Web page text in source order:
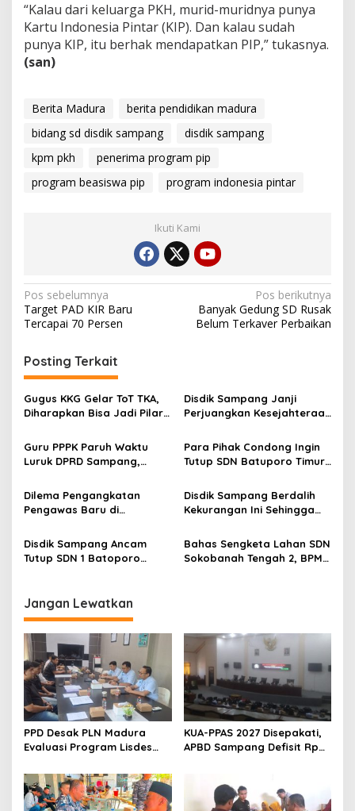
“Kalau dari keluarga PKH, murid-muridnya punya
Kartu Indonesia Pintar (KIP). Dan kalau sudah
punya KIP, itu berhak mendapatkan PIP,” tukasnya.
(san)
Berita Madura
berita pendidikan madura
bidang sd disdik sampang
disdik sampang
kpm pkh
penerima program pip
program beasiswa pip
program indonesia pintar
Ikuti Kami
Navigasi
pos
Pos sebelumnya
Target PAD KIR Baru
Tercapai 70 Persen
Pos berikutnya
Banyak Gedung SD Rusak
Belum Terkaver Perbaikan
Posting Terkait
Gugus KKG Gelar ToT TKA,
Diharapkan Bisa Jadi Pilar
Disdik Sampang Janji
Perjuangkan Kesejahteraan
Guru PPPK Paruh Waktu
Luruk DPRD Sampang,
Kesejahteraannya
Para Pihak Condong Ingin
Tutup SDN Batuporo Timur
Siswanya
Dilema Pengangkatan
Pengawas Baru di
Disdik Sampang Berdalih
Kekurangan Ini Sehingga
Tanpa KBM
Disdik Sampang Ancam
Tutup SDN 1 Batoporo
Bahas Sengketa Lahan SDN
Sokobanah Tengah 2, BPMP
Jangan Lewatkan
PPD Desak PLN Madura
Evaluasi Program Lisdes
KUA-PPAS 2027 Disepakati,
APBD Sampang Defisit Rp